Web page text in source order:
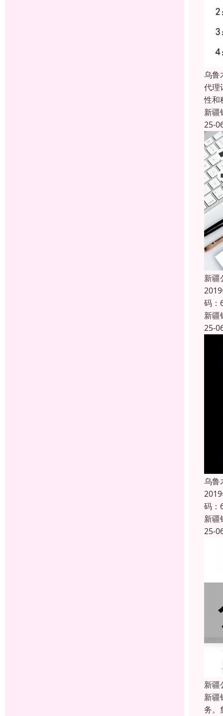
乌鲁
代理
性和
新疆
25-
新疆
码：
新疆
25-
乌鲁
码：
新疆
25-
新疆
新疆
务。